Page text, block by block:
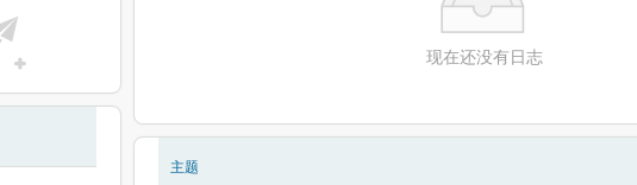
现在还没有日志
主题